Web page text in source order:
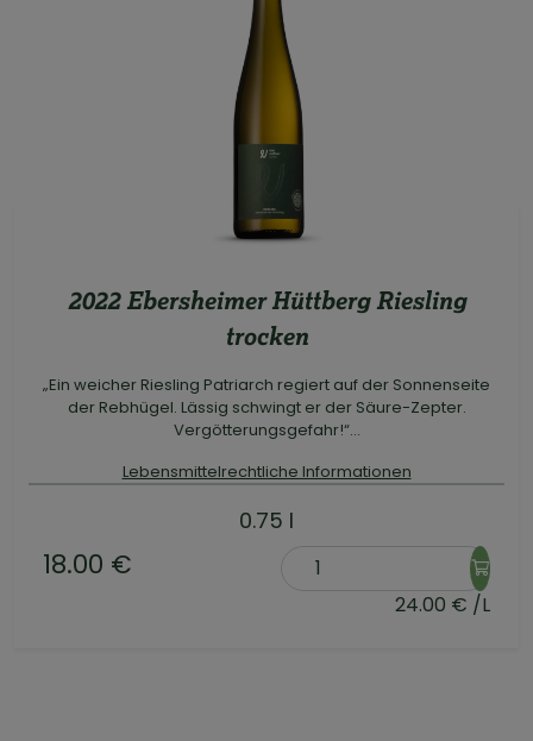
2022 Ebersheimer Hüttberg Riesling
trocken
„Ein weicher Riesling Patriarch regiert auf der Sonnenseite
der Rebhügel. Lässig schwingt er der Säure-Zepter.
Vergötterungsgefahr!“...
Lebensmittelrechtliche Informationen
0.75 l
18.00 €
24.00 € /L